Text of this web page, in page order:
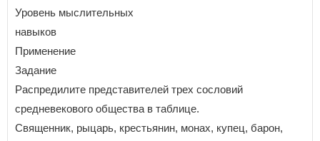
Уровень мыслительных
навыков
Применение
Задание
Распредилите представителей трех сословий
средневекового общества в таблице.
Священник, рыцарь, крестьянин, монах, купец, барон,